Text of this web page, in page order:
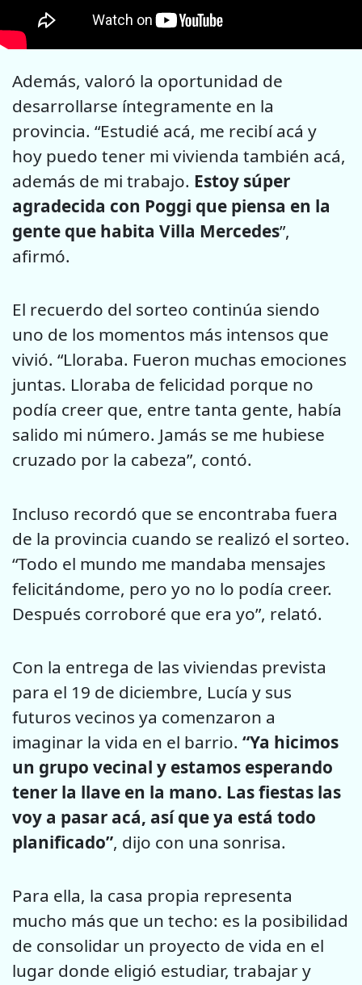
Además, valoró la oportunidad de
desarrollarse íntegramente en la
provincia. “Estudié acá, me recibí acá y
hoy puedo tener mi vivienda también acá,
además de mi trabajo. Estoy súper
agradecida con Poggi que piensa en la
gente que habita Villa Mercedes”,
afirmó.
El recuerdo del sorteo continúa siendo
uno de los momentos más intensos que
vivió. “Lloraba. Fueron muchas emociones
juntas. Lloraba de felicidad porque no
podía creer que, entre tanta gente, había
salido mi número. Jamás se me hubiese
cruzado por la cabeza”, contó.
Incluso recordó que se encontraba fuera
de la provincia cuando se realizó el sorteo.
“Todo el mundo me mandaba mensajes
felicitándome, pero yo no lo podía creer.
Después corroboré que era yo”, relató.
Con la entrega de las viviendas prevista
para el 19 de diciembre, Lucía y sus
futuros vecinos ya comenzaron a
imaginar la vida en el barrio. “Ya hicimos
un grupo vecinal y estamos esperando
tener la llave en la mano. Las fiestas las
voy a pasar acá, así que ya está todo
planificado”, dijo con una sonrisa.
Para ella, la casa propia representa
mucho más que un techo: es la posibilidad
de consolidar un proyecto de vida en el
lugar donde eligió estudiar, trabajar y